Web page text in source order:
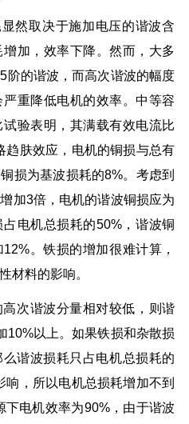
然取决于施加电压的谐波含
加，效率下降。然而，大多
阶的谐波，而高次谐波的幅度
重降低电机的效率。中等容
验表明，其满载有效电流比
趋肤效应，电机的铜损与总有
损为基波损耗的8%。考虑到
加3倍，电机的谐波铜损应为
电机总损耗的50%，谐波铜
。铁损的增加很难计算，
材料的影响。
次谐波分量相对较低，则谐
10%以上。如果铁损和杂散损
谐波损耗只占电机总损耗的
，所以电机总损耗增加不到
下电机效率为90%，由于谐波